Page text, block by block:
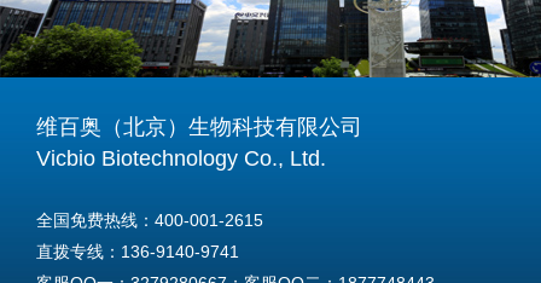
维百奥（北京）生物科技有限公司
Vicbio Biotechnology Co., Ltd.
全国免费热线：400-001-2615
直拨专线：136-9140-9741